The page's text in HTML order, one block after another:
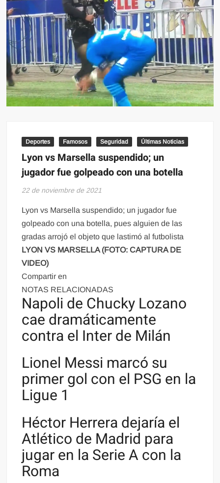
Deportes Famosos Seguridad Últimas Noticias
Lyon vs Marsella suspendido; un
jugador fue golpeado con una botella
22 de noviembre de 2021
Lyon vs Marsella suspendido; un jugador fue
golpeado con una botella, pues alguien de las
gradas arrojó el objeto que lastimó al futbolista
LYON VS MARSELLA (FOTO: CAPTURA DE
VIDEO)
Compartir en
NOTAS RELACIONADAS
Napoli de Chucky Lozano
cae dramáticamente
contra el Inter de Milán
Lionel Messi marcó su
primer gol con el PSG en la
Ligue 1
Héctor Herrera dejaría el
Atlético de Madrid para
jugar en la Serie A con la
Roma